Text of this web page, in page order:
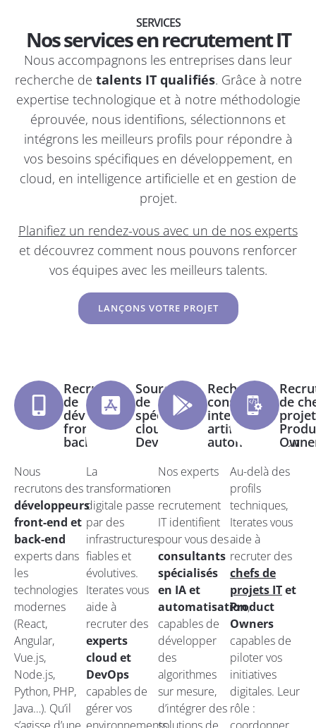
SERVICES
Nos services en recrutement IT
Nous accompagnons les entreprises dans leur
recherche de talents IT qualifiés. Grâce à notre
expertise technologique et à notre méthodologie
éprouvée, nous identifions, sélectionnons et
intégrons les meilleurs profils pour répondre à
vos besoins spécifiques en développement, en
cloud, en intelligence artificielle et en gestion de
projet.
Planifiez un rendez-vous avec un de nos experts
et découvrez comment nous pouvons renforcer
vos équipes avec les meilleurs talents.
LANÇONS VOTRE PROJET
Recrutement
de
développeurs
front-end et
back-end
Nous
recrutons des
développeurs
front-end et
back-end
experts dans
les
technologies
modernes
(React,
Angular,
Vue.js,
Node.js,
Python, PHP,
Java…). Qu’il
Sourcing
de
spécialistes
cloud et
DevOps
La
transformation
digitale passe
par des
infrastructures
fiables et
évolutives.
Iterates vous
aide à
recruter des
experts
cloud et
DevOps
capables de
gérer vos
Recherche de
consultants en
intelligence
artificielle et
automatisation
Nos experts
en
recrutement
IT identifient
pour vous des
consultants
spécialisés
en IA et
automatisation,
capables de
développer
des
algorithmes
sur mesure,
d’intégrer des
de
Au-delà des
profils
techniques,
Iterates vous
aide à
recruter des
chefs de
projets ITet
Product
Owners
capables de
piloter vos
initiatives
digitales. Leur
rôle :